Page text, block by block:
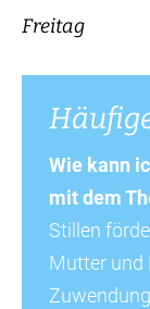
Freitag
Wie kann
mit dem
Stillen
Mutter und